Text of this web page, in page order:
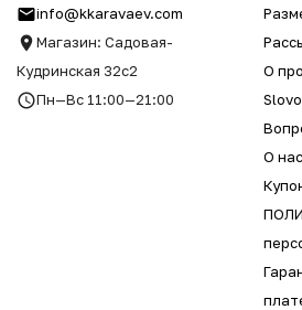
info@kkaravaev.com
Магазин: Садовая-
Кудринская 32с2
Пн—Вс 11:00—21:00
О
О нас